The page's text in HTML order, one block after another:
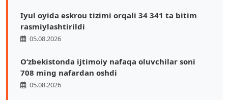
Iyul oyida eskrou tizimi orqali 34 341 ta bitim
rasmiylashtirildi
05.08.2026
Oʻzbekistonda ijtimoiy nafaqa oluvchilar soni
708 ming nafardan oshdi
05.08.2026